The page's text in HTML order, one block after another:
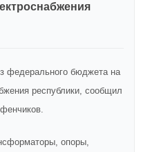
федерального бюджета на
республики, сообщил
опоры,